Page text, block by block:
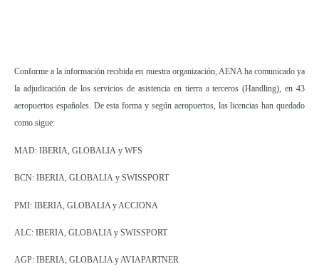
Conforme a la información recibida en nuestra organización, AENA ha comunicado ya
la adjudicación de los servicios de asistencia en tierra a terceros (Handling), en 43
aeropuertos españoles. De esta forma y según aeropuertos, las licencias han quedado
como sigue:
MAD: IBERIA, GLOBALIA y WFS
BCN: IBERIA, GLOBALIA y SWISSPORT
PMI: IBERIA, GLOBALIA y ACCIONA
ALC: IBERIA, GLOBALIA y SWISSPORT
AGP: IBERIA, GLOBALIA y AVIAPARTNER